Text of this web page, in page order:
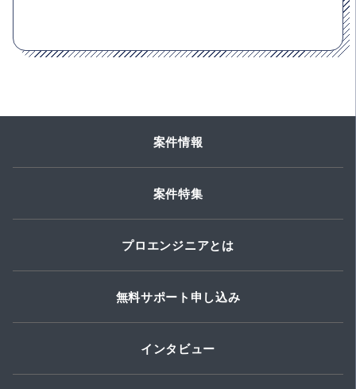
案件情報
案件特集
プロエンジニアとは
無料サポート申し込み
インタビュー